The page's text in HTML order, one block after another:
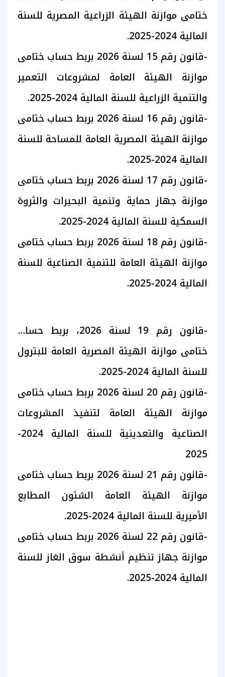
ختامى موازنة الهيئة الزراعية المصرية للسنة
المالية 2024-2025.
-قانون رقم 15 لسنة 2026 بربط حساب ختامى
موازنة الهيئة العامة لمشروعات التعمير
والتنمية الزراعية للسنة المالية 2024-2025.
-قانون رقم 16 لسنة 2026 بربط حساب ختامى
موازنة الهيئة المصرية العامة للمساحة للسنة
المالية 2024-2025.
-قانون رقم 17 لسنة 2026 بربط حساب ختامى
موازنة جهاز حماية وتنمية البحيرات والثروة
السمكية للسنة المالية 2024-2025.
-قانون رقم 18 لسنة 2026 بربط حساب ختامى
موازنة الهيئة العامة للتنمية الصناعية للسنة
المالية 2024-2025.
-قانون رقم 19 لسنة 2026، بربط حساب
ختامى موازنة الهيئة المصرية العامة للبترول
للسنة المالية 2024-2025.
-قانون رقم 20 لسنة 2026 بربط حساب ختامى
موازنة الهيئة العامة لتنفيذ المشروعات
الصناعية والتعدينية للسنة المالية 2024-
2025
-قانون رقم 21 لسنة 2026 بربط حساب ختامى
موازنة الهيئة العامة الشئون المطابع
الأميرية للسنة المالية 2024-2025.
-قانون رقم 22 لسنة 2026 بربط حساب ختامى
موازنة جهاز تنظيم أنشطة سوق الغاز للسنة
المالية 2024-2025.